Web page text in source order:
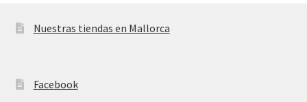
Nuestras tiendas en Mallorca
Facebook